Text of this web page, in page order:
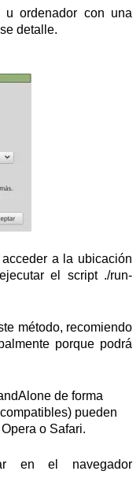
u ordenador con una
detalle.
a la ubicación
el script ./run-
método, recomiendo
porque podrá
de forma
pueden
o Safari.
en el navegador